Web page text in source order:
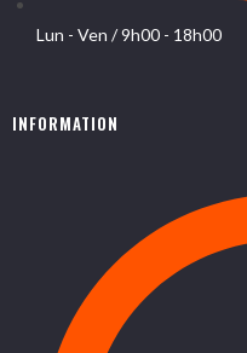
Lun - Ven / 9h00 - 18h00
INFORMATION